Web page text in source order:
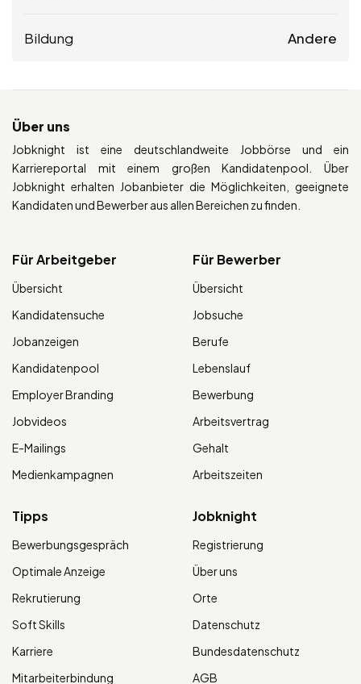
Bildung Andere
Über uns
Jobknight ist eine deutschlandweite Jobbörse und ein
Karriereportal mit einem großen Kandidatenpool. Über
Jobknight erhalten Jobanbieter die Möglichkeiten, geeignete
Kandidaten und Bewerber aus allen Bereichen zu finden.
Für Arbeitgeber
Übersicht
Kandidatensuche
Jobanzeigen
Kandidatenpool
Employer Branding
Jobvideos
E-Mailings
Medienkampagnen
Für Bewerber
Übersicht
Jobsuche
Berufe
Lebenslauf
Bewerbung
Arbeitsvertrag
Gehalt
Arbeitszeiten
Tipps
Bewerbungsgespräch
Optimale Anzeige
Rekrutierung
Soft Skills
Karriere
Mitarbeiterbindung
Jobknight
Registrierung
Über uns
Orte
Datenschutz
Bundesdatenschutz
AGB